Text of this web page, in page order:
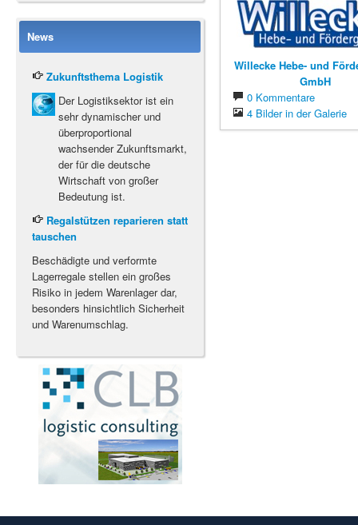
News
Zukunftsthema Logistik
Der Logistiksektor ist ein
sehr dynamischer und
überproportional
wachsender Zukunftsmarkt,
der für die deutsche
Wirtschaft von großer
Bedeutung ist.
Regalstützen reparieren statt
tauschen
Beschädigte und verformte
Lagerregale stellen ein großes
Risiko in jedem Warenlager dar,
besonders hinsichtlich Sicherheit
und Warenumschlag.
Willecke Hebe- und
GmbH
0 Kommentare
4 Bilder in der Galerie